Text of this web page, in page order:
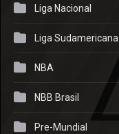
Liga Nacional
Liga Sudamericana
NBA
NBB Brasil
Pre-Mundial